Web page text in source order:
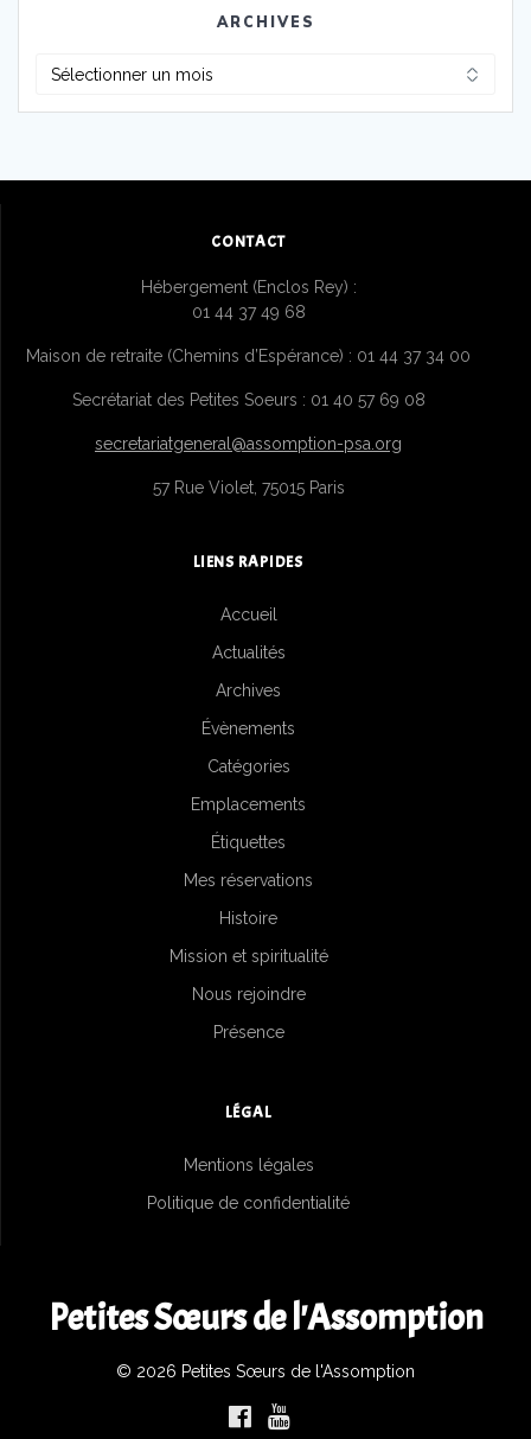
ARCHIVES
CONTACT
Hébergement (Enclos Rey) :
01 44 37 49 68
Maison de retraite (Chemins d’Espérance) : 01 44 37 34 00
Secrétariat des Petites Soeurs : 01 40 57 69 08
secretariatgeneral@assomption-psa.org
57 Rue Violet, 75015 Paris
LIENS RAPIDES
Accueil
Actualités
Archives
Évènements
Catégories
Emplacements
Étiquettes
Mes réservations
Histoire
Mission et spiritualité
Nous rejoindre
Présence
LÉGAL
Mentions légales
Politique de confidentialité
Petites Sœurs de l'Assomption
© 2026 Petites Sœurs de l'Assomption